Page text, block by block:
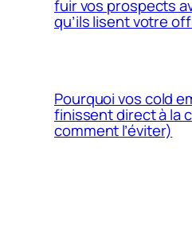
fuir vos prospects
qu’ils lisent votre
Pourquoi vos cold
finissent direct à la
comment l’éviter)